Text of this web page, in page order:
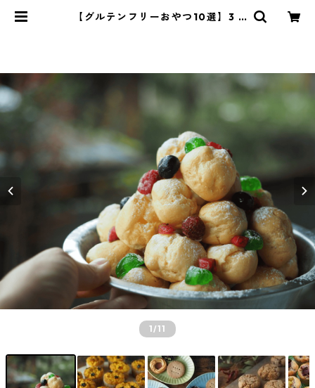
【グルテンフリーおやつ10選】3 |
1/11